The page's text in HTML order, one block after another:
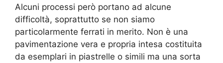
Alcuni processi però portano ad alcune
difficoltà, soprattutto se non siamo
particolarmente ferrati in merito. Non è una
pavimentazione vera e propria intesa costituita
da esemplari in piastrelle o simili ma una sorta